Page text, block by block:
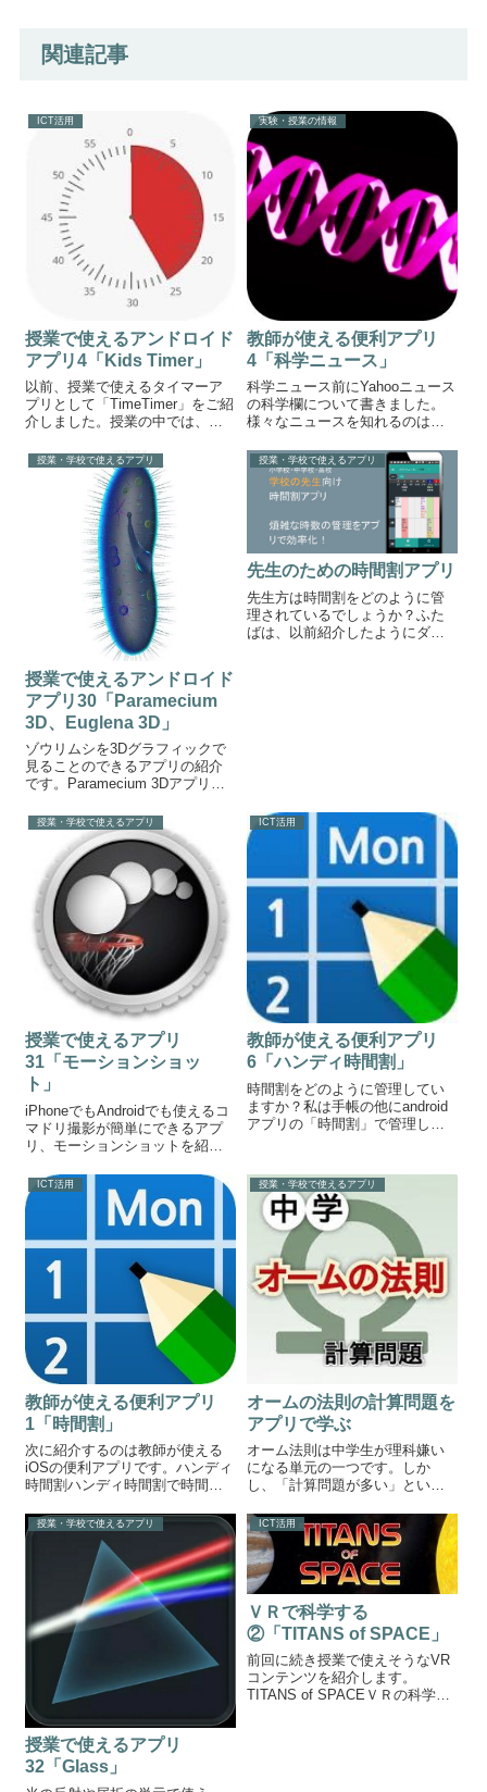
関連記事
ICT活用
授業で使えるアンドロイド
アプリ4「Kids Timer」
以前、授業で使えるタイマーア
プリとして「TimeTimer」をご紹
介しました。授業の中では、プ
書を読ますにしても時間を区切
るということはとても大切なこ
とだと思います。スマホをアン
ドロイドに変えたとき、アンド
実験・授業の情報
教師が使える便利アプリ
4「科学ニュース」
科学ニュース前にYahooニュース
の科学欄について書きました。
様々なニュースを知れるのは
学のニュースだけを知りたいな
らこのアプリがオススメです。
科学のニュースをまとめてGET
このアプリは、Yahooの科学ニ...
授業・学校で使えるアプリ
授業で使えるアンドロイド
アプリ30「Paramecium
3D、Euglena 3D」
ゾウリムシを3Dグラフィックで
見ることのできるアプリの紹介
です。Paramecium 3Dアプリ画
ンチアウトで拡大や縮小、スワ
イプでゾウリムシ360°どの角度
からでも観察できます。面白い
です。Euglena 3D...
授業・学校で使えるアプリ
先生のための時間割アプリ
先生方は時間割をどのように管
理されているでしょうか？ふた
ばは、以前紹介したようにダイ
授業・学校で使えるアプリ
授業で使えるアプリ
31「モーションショッ
ト」
iPhoneでもAndroidでも使えるコ
マドリ撮影が簡単にできるアプ
リ、モーションショットを紹介
える場面はは前回と同じく記録
タイマーの単元です。このアプ
リはストロボスコープで撮影し
たような動画をストロボなしに
撮...
ICT活用
教師が使える便利アプリ
6「ハンディ時間割」
時間割をどのように管理してい
ますか？私は手帳の他にandroid
アプリの「時間割」で管理して
クラスごと色を変えたりと自由
がきくのがいいところです。使
い方がわからず初めは戸惑うか
もしれ...
ICT活用
教師が使える便利アプリ
1「時間割」
次に紹介するのは教師が使える
iOSの便利アプリです。ハンディ
時間割ハンディ時間割で時間割
ったかな？」そんな時はこのア
プリで自分の時間割を簡単に確
認することができます。しかも
無料。クラスや学年ごとに色分
けが出来た...
授業・学校で使えるアプリ
オームの法則の計算問題を
アプリで学ぶ
オーム法則は中学生が理科嫌い
になる単元の一つです。しか
し、「計算問題が多い」という
しまうのはとても悲しいことで
す。逆にオームの法則をスムー
ズにクリアすることができれ
ば、理科に自信をもって３年生
に進級できると思いま...
授業・学校で使えるアプリ
授業で使えるアプリ
32「Glass」
ICT活用
ＶＲで科学する
②「TITANS of SPACE」
前回に続き授業で使えそうなVR
コンテンツを紹介します。
TITANS of SPACEＶＲの科学ア